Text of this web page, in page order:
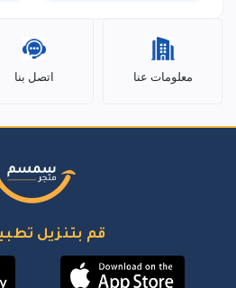
معلومات عنا اتصل بنا
قم بتنزيل